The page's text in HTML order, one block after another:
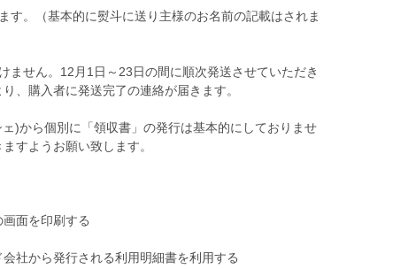
す。（基本的に熨斗に送り主様のお名前の記載はされま
ません。12月1日～23日の間に順次発送させていただき
、購入者に発送完了の連絡が届きます。
)から個別に「領収書」の発行は基本的にしておりませ
すようお願い致します。
画面を印刷する
社から発行される利用明細書を利用する